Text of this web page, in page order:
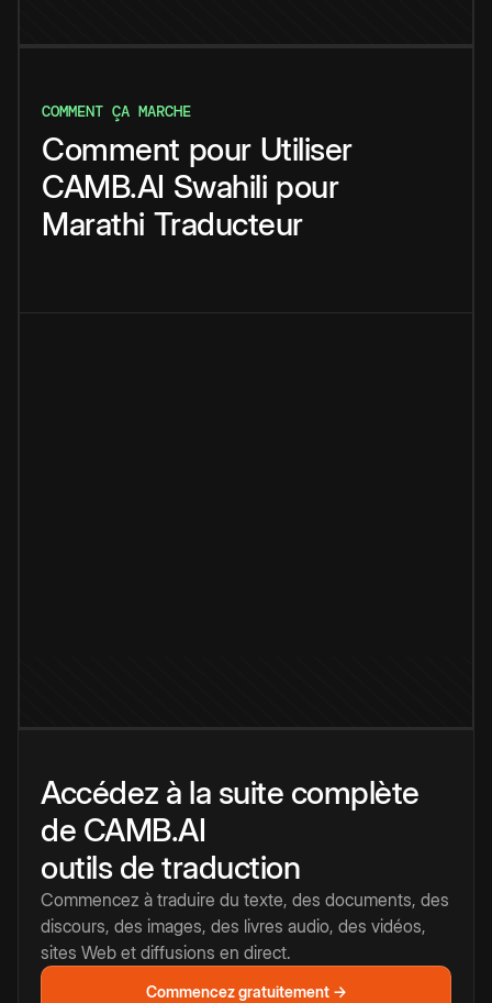
COMMENT ÇA MARCHE
Comment pour Utiliser
CAMB.AI Swahili pour
Marathi Traducteur
Accédez à la suite complète
de CAMB.AI
outils de traduction
Commencez à traduire du texte, des documents, des
discours, des images, des livres audio, des vidéos,
sites Web et diffusions en direct.
Commencez gratuitement →